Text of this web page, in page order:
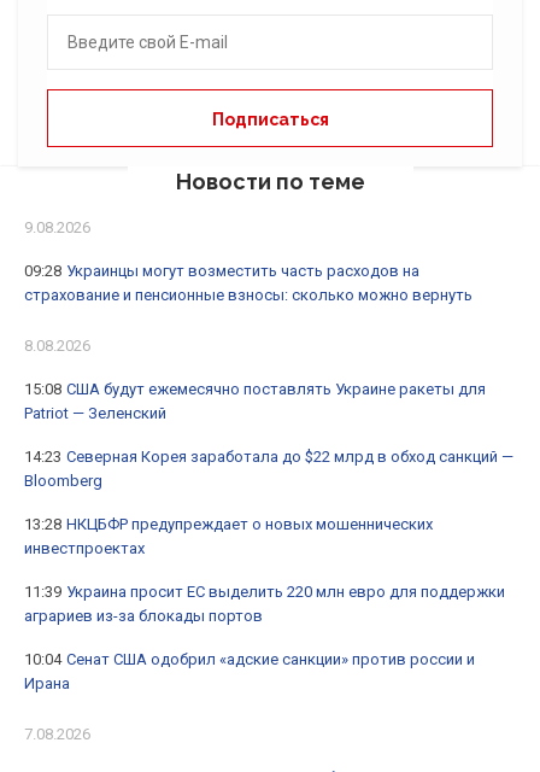
Новости по теме
9.08.2026
09:28 Украинцы могут возместить часть расходов на
страхование и пенсионные взносы: сколько можно вернуть
8.08.2026
15:08 США будут ежемесячно поставлять Украине ракеты для
Patriot — Зеленский
14:23 Северная Корея заработала до $22 млрд в обход санкций —
Bloomberg
13:28 НКЦБФР предупреждает о новых мошеннических
инвестпроектах
11:39 Украина просит ЕС выделить 220 млн евро для поддержки
аграриев из-за блокады портов
10:04 Сенат США одобрил «адские санкции» против россии и
Ирана
7.08.2026